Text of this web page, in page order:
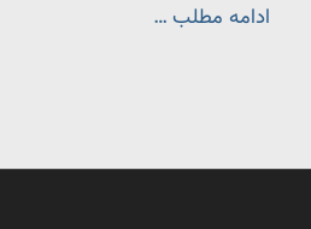
ادامه مطلب …